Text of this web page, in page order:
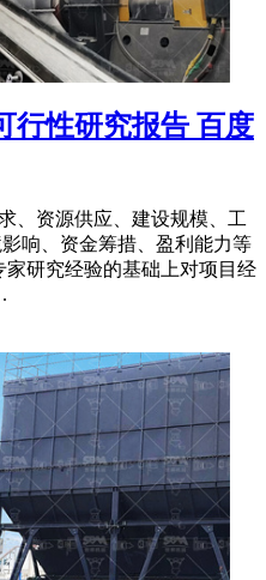
行性研究报告 百度
、资源供应、建设规模、工
响、资金筹措、盈利能力等
研究经验的基础上对项目经